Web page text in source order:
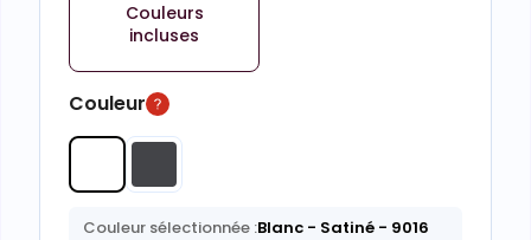
Couleurs
incluses
Couleur
Couleur sélectionnée :Blanc - Satiné - 9016